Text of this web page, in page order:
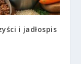
i jadłospis